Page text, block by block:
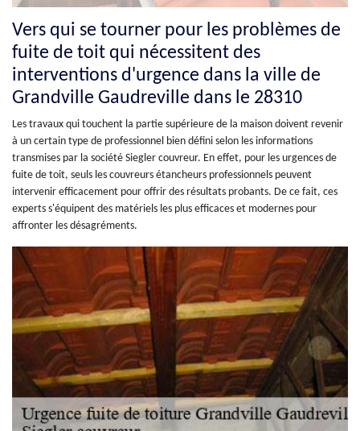
Vers qui se tourner pour les problèmes de
fuite de toit qui nécessitent des
interventions d'urgence dans la ville de
Grandville Gaudreville dans le 28310
Les travaux qui touchent la partie supérieure de la maison doivent revenir
à un certain type de professionnel bien défini selon les informations
transmises par la société Siegler couvreur. En effet, pour les urgences de
fuite de toit, seuls les couvreurs étancheurs professionnels peuvent
intervenir efficacement pour offrir des résultats probants. De ce fait, ces
experts s'équipent des matériels les plus efficaces et modernes pour
affronter les désagréments.